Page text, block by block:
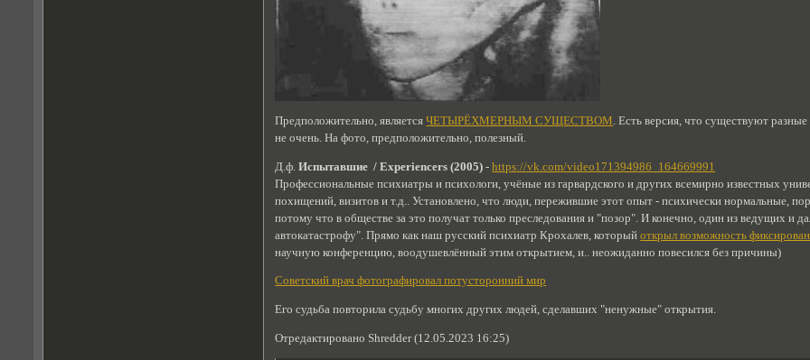
Предположительно, являетсяЧЕТЫРЁХМЕРНЫМ СУЩЕСТВОМ. Есть версия, что существуют
не очень. На фото, предположительно, полезный.
Д.ф.Испытавшие / Experiencers (2005) -https://vk.com/video171394986_164669991
Профессиональные психиатры и психологи, учёные из гарвардского и других всемирно известных
похищений, визитов и т.д.. Установлено, что люди, пережившие этот опыт - психически нормальные,
потому что в обществе за это получат только преследования и "позор". И конечно, один из ведущих и
автокатастрофу". Прямо как наш русский психиатр Крохалев, которыйоткрыл возможность
научную конференцию, воодушевлённый этим открытием, и.. неожиданно повесился без причины)
Советский врач фотографировал потусторонний мир
Его судьба повторила судьбу многих других людей, сделавших "ненужные" открытия.
Отредактировано Shredder (12.05.2023 16:25)